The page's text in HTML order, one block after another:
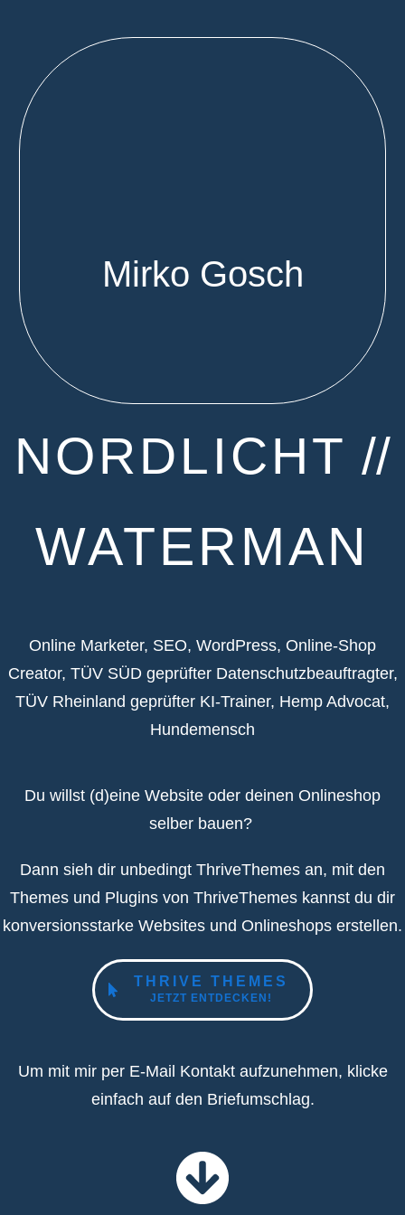
Mirko Gosch
NORDLICHT //
WATERMAN
Online Marketer, SEO, WordPress, Online-Shop
Creator, TÜV SÜD geprüfter Datenschutzbeauftragter,
TÜV Rheinland geprüfter KI-Trainer, Hemp Advocat,
Hundemensch
Du willst (d)eine Website oder deinen Onlineshop
selber bauen?
Dann sieh dir unbedingt ThriveThemes an, mit den
Themes und Plugins von ThriveThemes kannst du dir
konversionsstarke Websites und Onlineshops erstellen.
THRIVE THEMES
JETZT ENTDECKEN!
Um mit mir per E-Mail Kontakt aufzunehmen, klicke
einfach auf den Briefumschlag.